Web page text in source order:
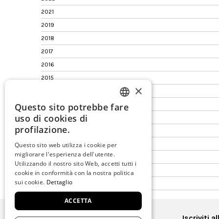
2021
2019
2018
2017
2016
2015
2013
2012
2011
2010
2009
2008
2006
ITALIAN
GERMAN
FRENCH
×
Questo sito potrebbe fare
uso di cookies di
profilazione.
Questo sito web utilizza i cookie per
migliorare l'esperienza dell'utente.
Utilizzando il nostro sito Web, accetti tutti i
cookie in conformità con la nostra politica
sui cookie. Dettaglio
ACCETTA